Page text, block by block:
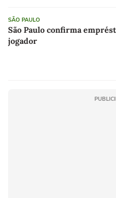
SÃO PAULO
São Paulo confirma
jogador